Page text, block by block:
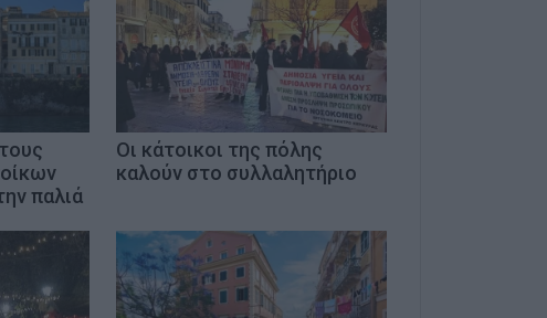
παλιά
Οι κάτοικοι της πόλης
καλούν στο συλλαλητήριο